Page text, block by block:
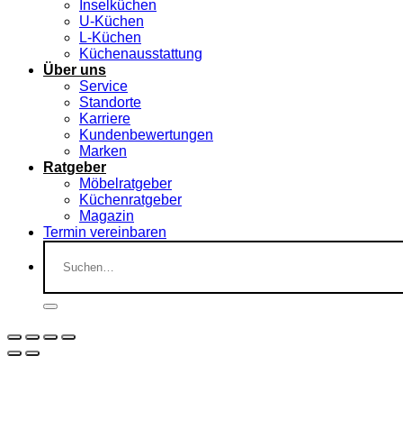
Inselküchen
U-Küchen
L-Küchen
Küchenausstattung
Über uns
Service
Standorte
Karriere
Kundenbewertungen
Marken
Ratgeber
Möbelratgeber
Küchenratgeber
Magazin
Termin vereinbaren
Suchen
nach: